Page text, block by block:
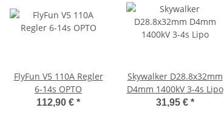
FlyFun V5 110A Regler
6-14s OPTO
112,90 € *
Skywalker D28.8x32mm
D4mm 1400kV 3-4s Lipo
31,95 € *